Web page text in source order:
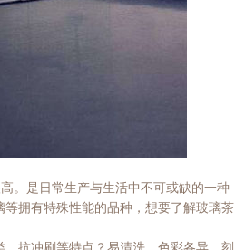
。是日常生产与生活中不可或缺的一种
拥有特殊性能的品种，想要了解玻璃茶